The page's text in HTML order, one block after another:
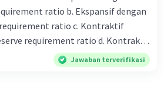
ratio b. Ekspansif dengan
ratio c. Kontraktif
requirement ratio d. Kontraktif
requirement ratio e.
tingkat diskonto Bila Bank
Jawaban terverifikasi